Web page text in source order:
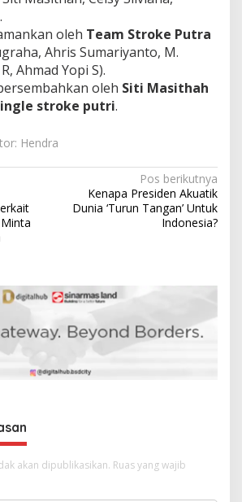
oleh Team Stroke Putra
Ahris Sumariyanto, M.
Ahmad Yopi S).
oleh Siti Masithah
stroke putri.
Hendra
Pos berikutnya
Kenapa Presiden Akuatik
Dunia ‘Turun Tangan’ Untuk
Indonesia?
akan dipublikasikan. Ruas yang wajib